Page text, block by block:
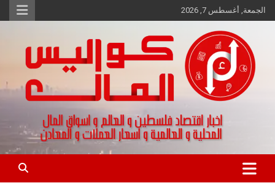
Skip
to
الجمعة, أغسطس 7, 2026
كواليس المال
اخبار اقتصاد فلسطين و العالم و تقارير اسواق المال و العملات